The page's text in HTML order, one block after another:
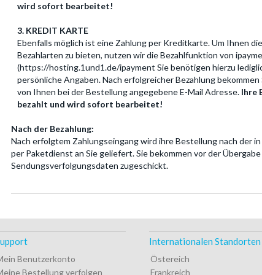
wird sofort bearbeitet!
3. KREDIT KARTE
Ebenfalls möglich ist eine Zahlung per Kreditkarte. Um Ihnen
Bezahlarten zu bieten, nutzen wir die Bezahlfunktion von
(https://hosting.1und1.de/ipayment Sie benötigen hierzu
persönliche Angaben. Nach erfolgreicher Bezahlung
von Ihnen bei der Bestellung angegebene E-Mail Adresse. Ihre
bezahlt und wird sofort bearbeitet!
Nach der Bezahlung:
Nach erfolgtem Zahlungseingang wird ihre Bestellung nach der
per Paketdienst an Sie geliefert. Sie bekommen vor der
Sendungsverfolgungsdaten zugeschickt.
Benutzerkonto
Bestellung verfolgen
Internationalen Standorten
Östereich
Frankreich